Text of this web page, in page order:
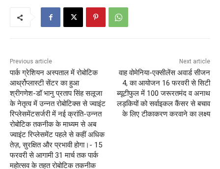
Previous article
पार्क ग्रेशियन अस्पताल में रोबोटिक
आर्थ्रोप्लास्टी सेंटर का हुआ
श्रीगणेश-डॉ भानु प्रताप सिंह सलूजा
के नेतृत्व में उन्नत रोबोटिक्स से ज्वाइंट
रिप्लेसमेंटसर्जरी में नई क्रांति-उन्नत
रोबोटिक तकनीक के माध्यम से अब
ज्वाइंट रिप्लेसमेंट पहले से कहीं अधिक
तेज़, सुरक्षित और प्रभावी होगा।- 15
फरवरी से आगामी 31 मार्च तक पार्क
महोत्सव के तहत रोबोटिक तकनीक
Next article
वाह वोमेनिया-एक्सीलेंस अवार्ड सीजन
4, का आयोजन 16 फरवरी से सिटी
ब्यूटीफुल में 100 जरूरतमंद व अनाथ
लड़कियों को सर्वाइकल कैंसर से बचाव
के लिए टीकाकरण करवाने का लक्ष्य